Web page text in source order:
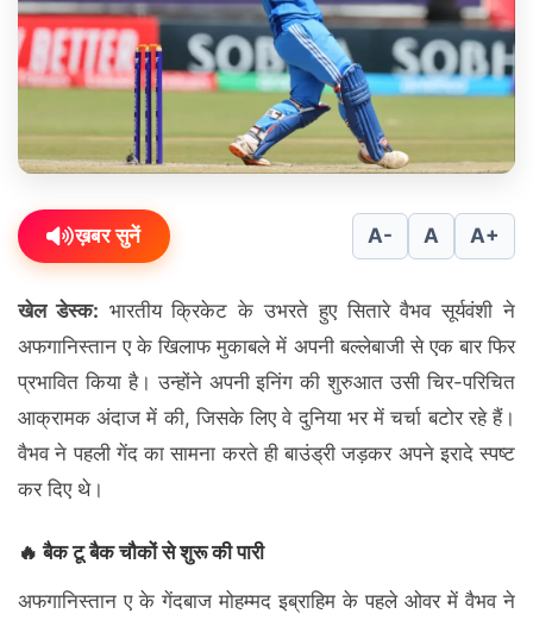
ख़बर सुनें A- A A+
खेल डेस्क: भारतीय क्रिकेट के उभरते हुए सितारे वैभव सूर्यवंशी ने
अफगानिस्तान ए के खिलाफ मुकाबले में अपनी बल्लेबाजी से एक बार फिर
प्रभावित किया है। उन्होंने अपनी इनिंग की शुरुआत उसी चिर-परिचित
आक्रामक अंदाज में की, जिसके लिए वे दुनिया भर में चर्चा बटोर रहे हैं।
वैभव ने पहली गेंद का सामना करते ही बाउंड्री जड़कर अपने इरादे स्पष्ट
कर दिए थे।
🔥 बैक टू बैक चौकों से शुरू की पारी
अफगानिस्तान ए के गेंदबाज मोहम्मद इब्राहिम के पहले ओवर में वैभव ने